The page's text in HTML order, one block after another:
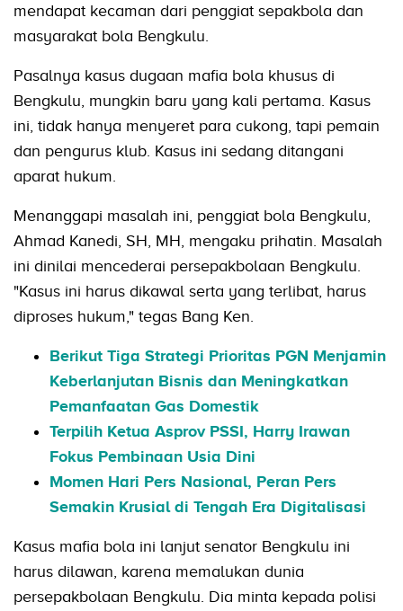
mendapat kecaman dari penggiat sepakbola dan
masyarakat bola Bengkulu.
Pasalnya kasus dugaan mafia bola khusus di
Bengkulu, mungkin baru yang kali pertama. Kasus
ini, tidak hanya menyeret para cukong, tapi pemain
dan pengurus klub. Kasus ini sedang ditangani
aparat hukum.
Menanggapi masalah ini, penggiat bola Bengkulu,
Ahmad Kanedi, SH, MH, mengaku prihatin. Masalah
ini dinilai mencederai persepakbolaan Bengkulu.
"Kasus ini harus dikawal serta yang terlibat, harus
diproses hukum," tegas Bang Ken.
Berikut Tiga Strategi Prioritas PGN Menjamin
Keberlanjutan Bisnis dan Meningkatkan
Pemanfaatan Gas Domestik
Terpilih Ketua Asprov PSSI, Harry Irawan
Fokus Pembinaan Usia Dini
Momen Hari Pers Nasional, Peran Pers
Semakin Krusial di Tengah Era Digitalisasi
Kasus mafia bola ini lanjut senator Bengkulu ini
harus dilawan, karena memalukan dunia
persepakbolaan Bengkulu. Dia minta kepada polisi